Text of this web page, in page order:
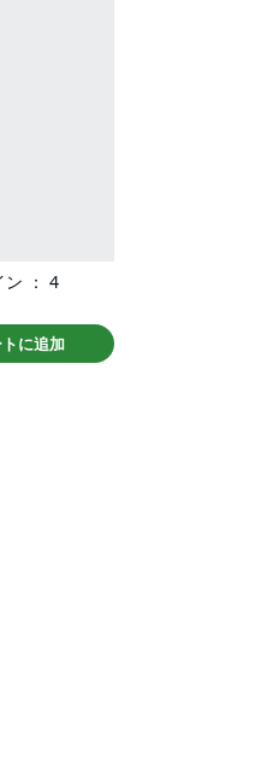
ン ： 4
に追加